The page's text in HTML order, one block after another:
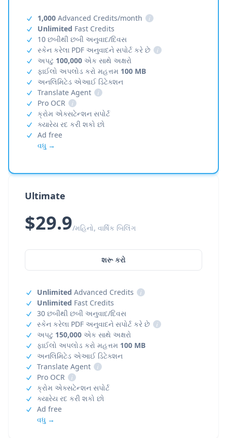
1,000 Advanced Credits/month
i
Unlimited Fast Credits
10 છબીથી છબી અનુવાદ/દિવસ
સ્કેન કરેલા PDF અનુવાદને સપોર્ટ કરે છે
i
અપટુ 100,000 એક સાથે અક્ષરો
ફાઈલો અપલોડ કરો મહત્તમ 100 MB
અનલિમિટેડ એઆઈ ડિટેક્શન
Translate Agent
i
Pro OCR
i
ક્રોમ એક્સટેન્શન સપોર્ટ
ક્યારેય રદ કરી શકો છો
Ad free
વધુ →
Ultimate
$29.9/મહિનો, વાર્ષિક બિલિંગ
શરૂ કરો
Unlimited Advanced Credits
i
Unlimited Fast Credits
30 છબીથી છબી અનુવાદ/દિવસ
સ્કેન કરેલા PDF અનુવાદને સપોર્ટ કરે છે
i
અપટુ 150,000 એક સાથે અક્ષરો
ફાઈલો અપલોડ કરો મહત્તમ 100 MB
અનલિમિટેડ એઆઈ ડિટેક્શન
Translate Agent
i
Pro OCR
i
ક્રોમ એક્સટેન્શન સપોર્ટ
ક્યારેય રદ કરી શકો છો
Ad free
વધુ →